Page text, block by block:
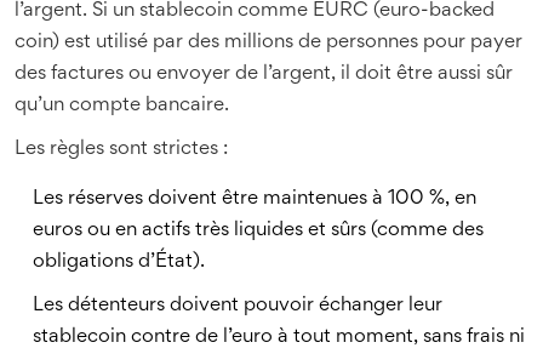
l’argent. Si un stablecoin comme EURC (euro-backed
coin) est utilisé par des millions de personnes pour payer
des factures ou envoyer de l’argent, il doit être aussi sûr
qu’un compte bancaire.
Les règles sont strictes :
Les réserves doivent être maintenues à 100 %, en
euros ou en actifs très liquides et sûrs (comme des
obligations d’État).
Les détenteurs doivent pouvoir échanger leur
stablecoin contre de l’euro à tout moment, sans frais ni